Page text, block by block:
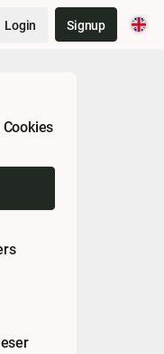
Login Signup